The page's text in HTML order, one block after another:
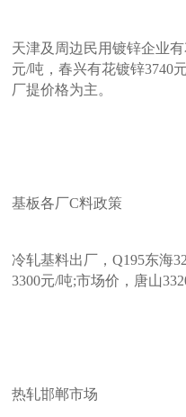
天津及周边民用镀锌企业
元/吨，春兴有花镀锌3740
厂提价格为主。
基板各厂C料政策
冷轧基料出厂，Q195东海
3300元/吨;市场价，唐山
热轧邯郸市场